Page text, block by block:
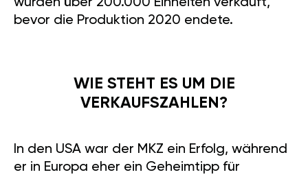
WAS STECKT UNTER DER
HAUBE?
Der 2.0-Liter-Turbo-EcoBoost-
Motor des MKZ liefert 203 PS
und ein kräftiges Drehmoment
Sekunden erreicht er 60 mph –
eine beachtliche Leistung. Mit